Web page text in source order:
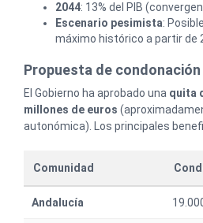
2044: 13% del PIB
Escenario pesimista:
máximo histórico a partir de
Propuesta de
El Gobierno ha aprobado una quita
millones de euros
autonómica). Los principales
Comunidad
Andalucía